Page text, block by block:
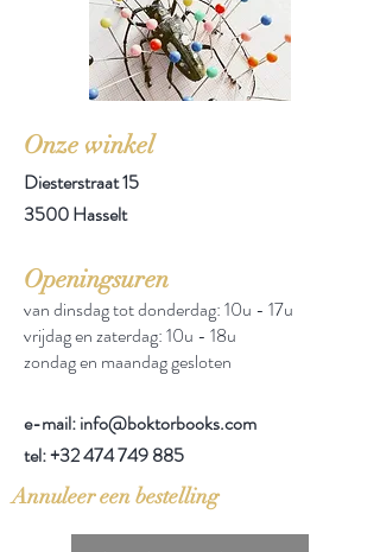
Onze winkel
Diesterstraat 15
3500 Hasselt
Openingsuren
van dinsdag tot donderdag: 10u - 17u
vrijdag en zaterdag: 10u - 18u
zondag en maandag gesloten
e-mail: info@boktorbooks.com
tel:+32 474 749 885
Annuleer een bestelling